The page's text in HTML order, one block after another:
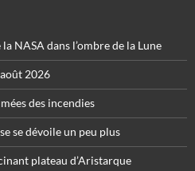
NASA dans l’ombre de la Lune
2026
des incendies
se dévoile un peu plus
plateau d’Aristarque